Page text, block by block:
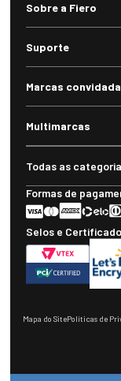
Sobre a Fiero
Suporte
Marcas
Multimarcas
Todas as
Formas de
Selos e
Mapa do SitePolíticas de